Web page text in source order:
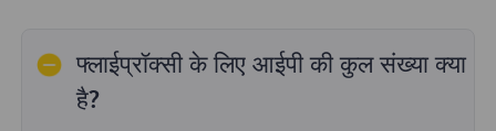
फ्लाईप्रॉक्सी के लिए आईपी की कुल संख्या क्या
है?